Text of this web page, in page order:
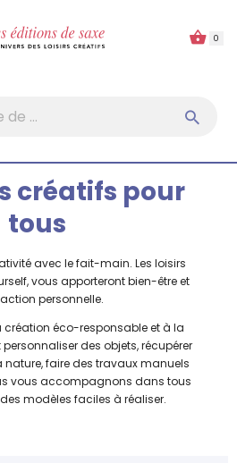
0
créatifs pour
tous
avec le fait-main. Les loisirs
vous apporteront bien-être et
personnelle.
création éco-responsable et à la
personnaliser des objets, récupérer
faire des travaux manuels
vous accompagnons dans tous
modèles faciles à réaliser.